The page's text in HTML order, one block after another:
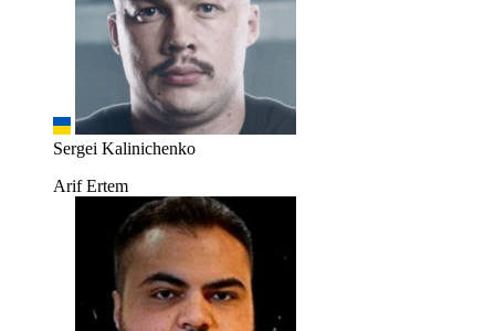
Sergei Kalinichenko
Arif Ertem